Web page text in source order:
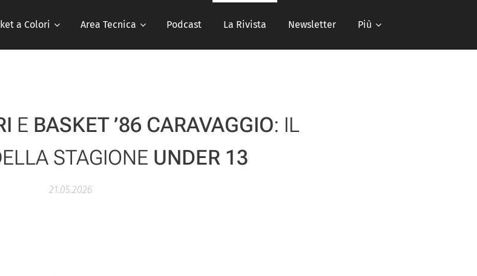
a Colori Area Tecnica Podcast La Rivista Newsletter Più
E BASKET ’86 CARAVAGGIO: IL
STAGIONE UNDER 13
21.05.2026